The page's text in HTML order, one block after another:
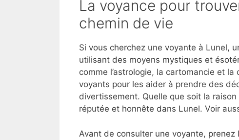
La voyance pour
chemin de vie
Si vous cherchez une voyante à Lunel,
utilisant des moyens mystiques et
comme l’astrologie, la cartomancie et
voyants pour les aider à prendre des
divertissement. Quelle que soit la
réputée et honnête dans Lunel. Voir
Avant de consulter une voyante,